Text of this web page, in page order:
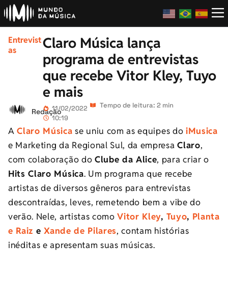
Entrevist
as
Claro Música lança
programa de entrevistas
que recebe Vitor Kley, Tuyo
e mais
Redação11/02/2022
10:19
Tempo de leitura: 2 min
AClaro Música se uniu com as equipes do iMusica
e Marketing da Regional Sul, da empresaClaro,
com colaboração do Clube da Alice, para criar o
Hits Claro Música. Um programa que recebe
artistas de diversos gêneros para entrevistas
descontraídas, leves, remetendo bem a vibe do
verão. Nele, artistas comoVitor Kley, Tuyo, Planta
e Raiz eXande de Pilares, contam histórias
inéditas e apresentam suas músicas.